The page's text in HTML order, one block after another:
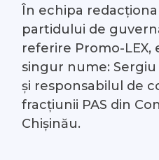
În echipa
partidului de
referire Promo-
singur nume:
și responsabilul de
fracțiunii PAS din
Chișinău.